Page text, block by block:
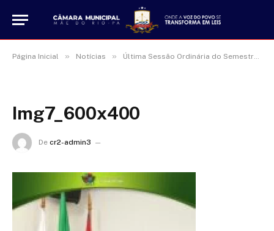
Página Inicial » Notícias » Última Sessão Ordinária do Semestre Aprova Todos os Documentos do Dia
Img7_600x400
De cr2-admin3